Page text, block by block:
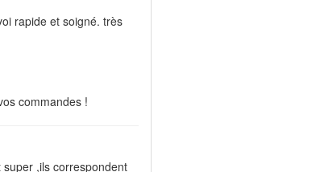
rapide et soigné. très
commandes !
,ils correspondent